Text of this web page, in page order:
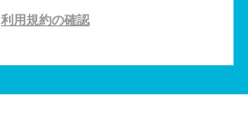
利用規約の確認